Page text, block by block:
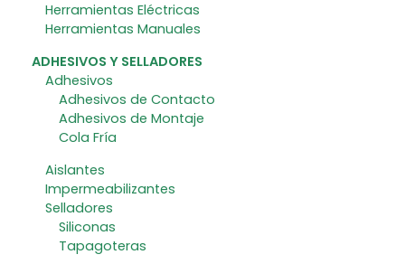
Herramientas Eléctricas
Herramientas Manuales
ADHESIVOS Y SELLADORES
Adhesivos
Adhesivos de Contacto
Adhesivos de Montaje
Cola Fría
Aislantes
Impermeabilizantes
Selladores
Siliconas
Tapagoteras